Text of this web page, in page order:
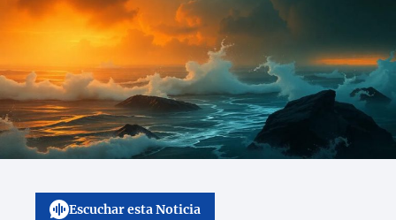
Escuchar esta Noticia